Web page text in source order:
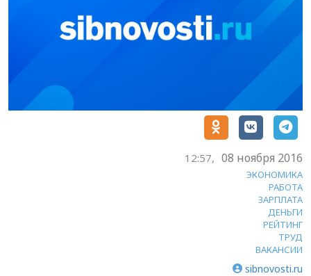
12:57, 08 ноября 2016
ЭКОНОМИКА
РАБОТА
ЗАРПЛАТА
ДЕНЬГИ
РЕЙТИНГ
ТРУД
ВАКАНСИИ
sibnovosti.ru